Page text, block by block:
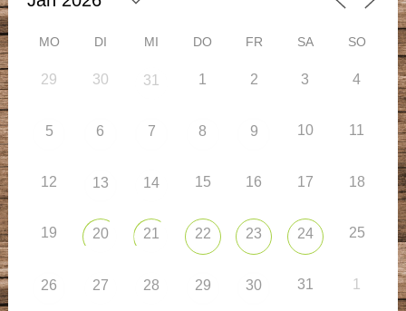
MO DI MI DO FR SA SO
29 30 31 1 2 3 4
5 6 7 8 9 10 11
12 13 14 15 16 17 18
19 20 21 22 23 24 25
26 27 28 29 30 31 1